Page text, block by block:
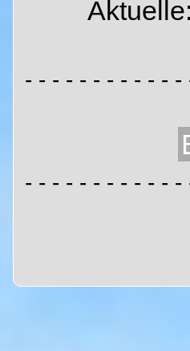
- - - - - - - - - - -
- - - - - - - - - - -